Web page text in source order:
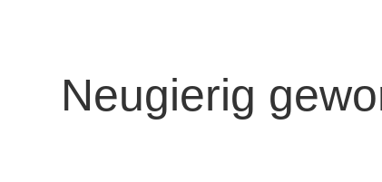
Neugierig